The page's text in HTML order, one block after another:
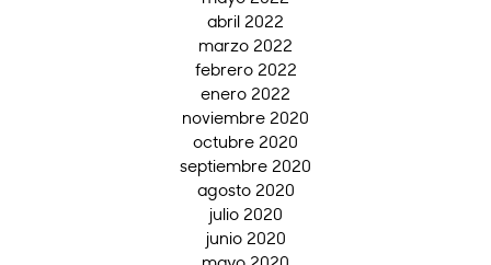
abril 2022
marzo 2022
febrero 2022
enero 2022
noviembre 2020
octubre 2020
septiembre 2020
agosto 2020
julio 2020
junio 2020